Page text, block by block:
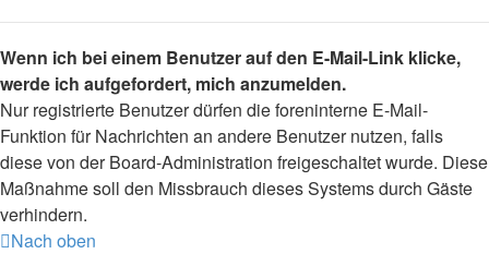
Wenn ich bei einem Benutzer auf den E-Mail-Link klicke,
werde ich aufgefordert, mich anzumelden.
Nur registrierte Benutzer dürfen die foreninterne E-Mail-
Funktion für Nachrichten an andere Benutzer nutzen, falls
diese von der Board-Administration freigeschaltet wurde. Diese
Maßnahme soll den Missbrauch dieses Systems durch Gäste
verhindern.
Nach oben